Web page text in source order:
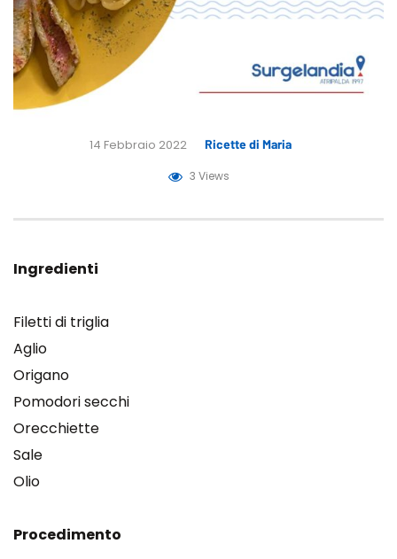
14 Febbraio 2022 Ricette di Maria
3 Views
Ingredienti
Filetti di triglia
Aglio
Origano
Pomodori secchi
Orecchiette
Sale
Olio
Procedimento